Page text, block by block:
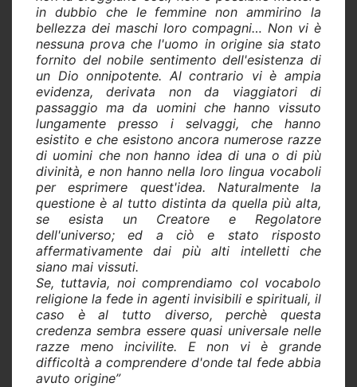
in dubbio che le femmine non ammirino la
bellezza dei maschi loro compagni… Non vi è
nessuna prova che l'uomo in origine sia stato
fornito del nobile sentimento dell'esistenza di
un Dio onnipotente. Al contrario vi è ampia
evidenza, derivata non da viaggiatori di
passaggio ma da uomini che hanno vissuto
lungamente presso i selvaggi, che hanno
esistito e che esistono ancora numerose razze
di uomini che non hanno idea di una o di più
divinità, e non hanno nella loro lingua vocaboli
per esprimere quest'idea. Naturalmente la
questione è al tutto distinta da quella più alta,
se esista un Creatore e Regolatore
dell'universo; ed a ciò e stato risposto
affermativamente dai più alti intelletti che
siano mai vissuti.
Se, tuttavia, noi comprendiamo col vocabolo
religione la fede in agenti invisibili e spirituali, il
caso è al tutto diverso, perchè questa
credenza sembra essere quasi universale nelle
razze meno incivilite. E non vi è grande
difficoltà a comprendere d'onde tal fede abbia
avuto origine”